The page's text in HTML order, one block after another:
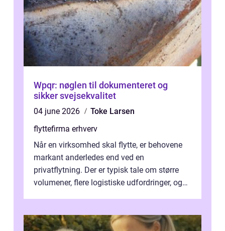
Wpqr: nøglen til dokumenteret og
sikker svejsekvalitet
04 june 2026
Toke Larsen
flyttefirma erhverv
Når en virksomhed skal flytte, er behovene
markant anderledes end ved en
privatflytning. Der er typisk tale om større
volumener, flere logistiske udfordringer, og